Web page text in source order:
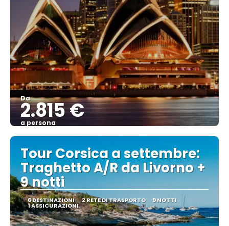
Da
2.815 €
a persona
Vedere
Tour Corsica a settembre:
Traghetto A/R da Livorno +
9 notti
6 DESTINAZIONI 2 RETE DI TRASPORTO 9 NOTTI
1 ASSICURAZIONI